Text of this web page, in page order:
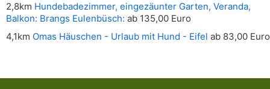
2,8km Hundebadezimmer, eingezäunter Garten, Veranda,
Balkon: Brangs Eulenbüsch: ab 135,00 Euro
4,1km Omas Häuschen - Urlaub mit Hund - Eifel ab 83,00 Euro